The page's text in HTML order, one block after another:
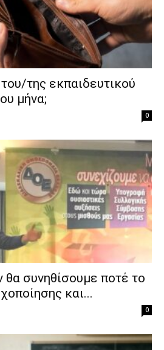
της εκπαιδευτικού
μήνα;
0
συνηθίσουμε ποτέ το
και...
0